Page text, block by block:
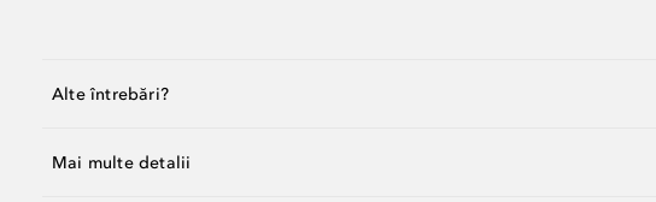
Alte întrebări?
Mai multe detalii